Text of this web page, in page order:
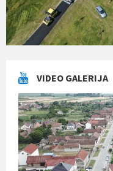
VIDEO GALERIJA